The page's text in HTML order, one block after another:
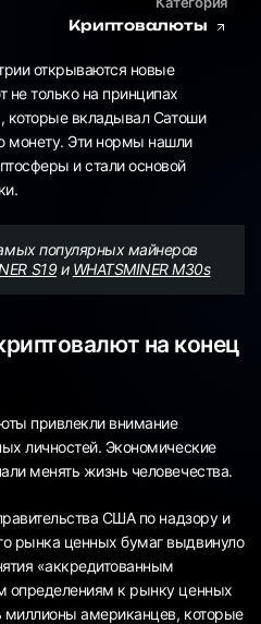
Криптовалюты
открываются новые
не только на принципах
которые вкладывал Сатоши
монету. Эти нормы нашли
и стали основой
популярных майнеров
S19и WHATSMINER M30s
на конец
привлекли внимание
личностей. Экономические
менять жизнь человечества.
США по надзору и
рынка ценных бумаг выдвинуло
«аккредитованным
определениям к рынку ценных
миллионы американцев, которые